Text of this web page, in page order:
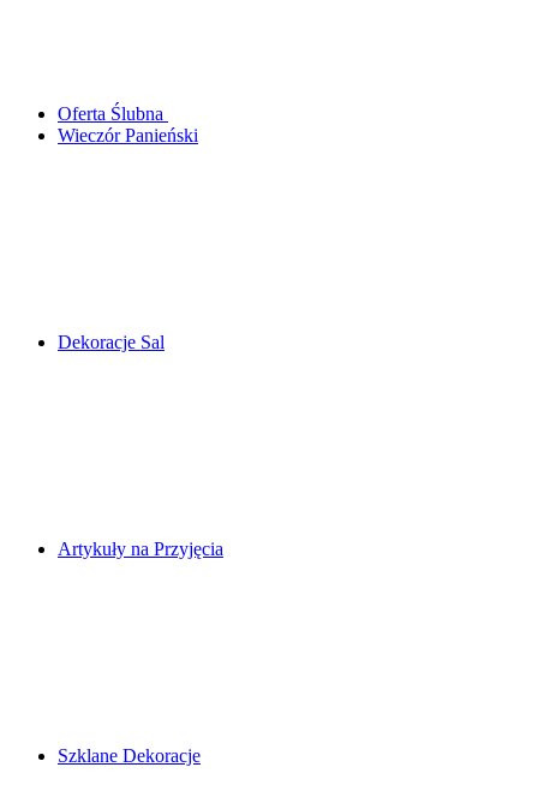
Oferta Ślubna
Wieczór Panieński
Dekoracje Sal
Artykuły na Przyjęcia
Szklane Dekoracje